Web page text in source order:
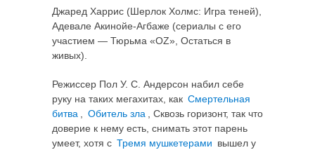
Джаред Харрис (Шерлок Холмс: Игра теней),
Адевале Акинойе-Агбаже (сериалы с его
участием — Тюрьма «ОZ», Остаться в
живых).
Режиссер Пол У. С. Андерсон набил себе
руку на таких мегахитах, как Смертельная
битва , Обитель зла , Сквозь горизонт, так что
доверие к нему есть, снимать этот парень
умеет, хотя с Тремя мушкетерами вышел у